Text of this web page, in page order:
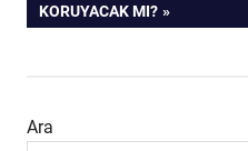
YAZI:
KORUYACAK MI?
Ara